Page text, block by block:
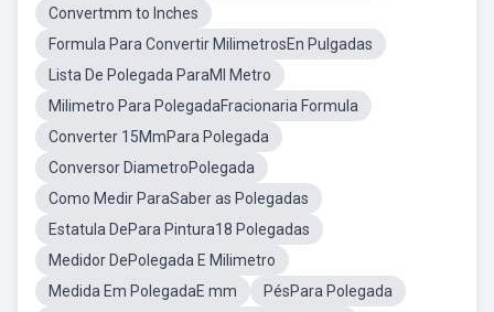
Convertmm to Inches
Formula Para Convertir MilimetrosEn Pulgadas
Lista De Polegada ParaMI Metro
Milimetro Para PolegadaFracionaria Formula
Converter 15MmPara Polegada
Conversor DiametroPolegada
Como Medir ParaSaber as Polegadas
Estatula DePara Pintura18 Polegadas
Medidor DePolegada E Milimetro
Medida Em PolegadaE mm
PésPara Polegada